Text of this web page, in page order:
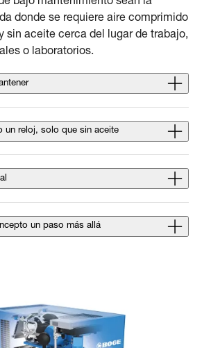
donde se requiere aire comprimido
sin aceite cerca del lugar de trabajo,
o laboratorios.
un reloj, solo que sin aceite
un paso más allá